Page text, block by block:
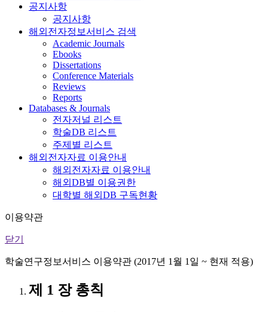
공지사항
공지사항
해외전자정보서비스 검색
Academic Journals
Ebooks
Dissertations
Conference Materials
Reviews
Reports
Databases & Journals
전자저널 리스트
학술DB 리스트
주제별 리스트
해외전자자료 이용안내
해외전자자료 이용안내
해외DB별 이용권한
대학별 해외DB 구독현황
이용약관
닫기
학술연구정보서비스 이용약관 (2017년 1월 1일 ~ 현재 적용)
제 1 장 총칙